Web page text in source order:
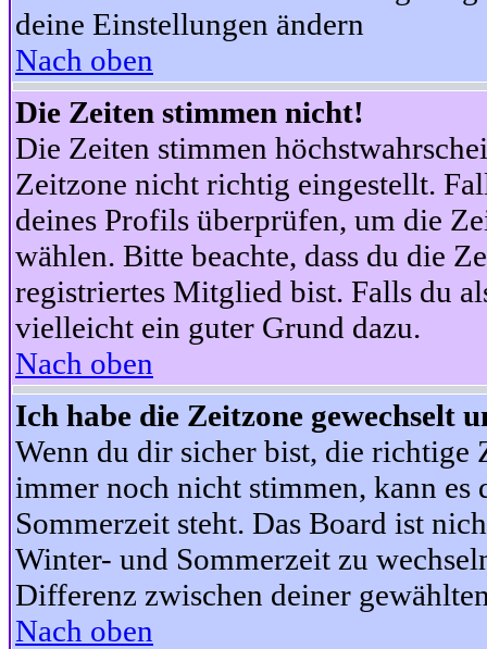
deine Einstellungen ändern
Nach oben
Die Zeiten stimmen nicht!
Die Zeiten stimmen
Zeitzone nicht richtig eingestellt.
deines Profils überprüfen, um die
wählen. Bitte beachte, dass du die
registriertes Mitglied bist. Falls du
vielleicht ein guter Grund dazu.
Nach oben
Ich habe die Zeitzone gewechselt
Wenn du dir sicher bist, die richtige
immer noch nicht stimmen, kann es
Sommerzeit steht. Das Board ist
Winter- und Sommerzeit zu
Differenz zwischen deiner
Nach oben